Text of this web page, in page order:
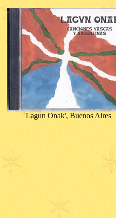
'Lagun Onak', Buenos Aires